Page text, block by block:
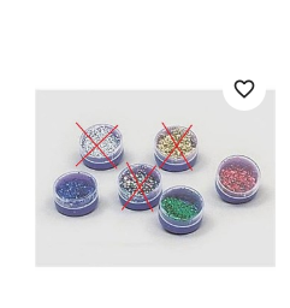
favorite_border